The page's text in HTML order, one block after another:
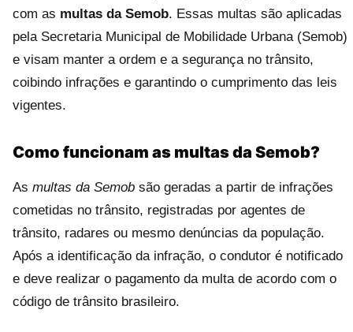
com as multas da Semob. Essas multas são aplicadas
pela Secretaria Municipal de Mobilidade Urbana (Semob)
e visam manter a ordem e a segurança no trânsito,
coibindo infrações e garantindo o cumprimento das leis
vigentes.
Como funcionam as multas da Semob?
As multas da Semob são geradas a partir de infrações
cometidas no trânsito, registradas por agentes de
trânsito, radares ou mesmo denúncias da população.
Após a identificação da infração, o condutor é notificado
e deve realizar o pagamento da multa de acordo com o
código de trânsito brasileiro.